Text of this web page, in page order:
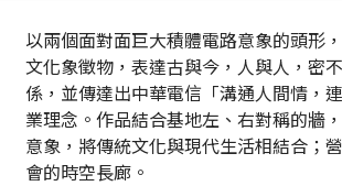
以兩個面對面巨大積體電路意象的頭形
文化象徵物，表達古與今，人與人，密
係，並傳達出中華電信「溝通人間情，
業理念。作品結合基地左、右對稱的牆
意象，將傳統文化與現代生活相結合；
會的時空長廊。